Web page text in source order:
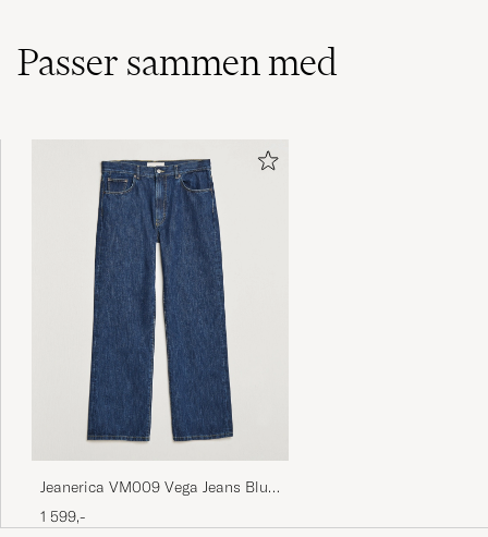
Passer sammen med
Jeanerica VM009 Vega Jeans Blue
2 Weeks
1 599,-